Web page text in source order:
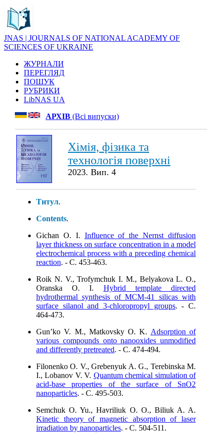
JNAS | JOURNALS OF NATIONAL ACADEMY OF
SCIENCES OF UKRAINE
ЖУРНАЛИ
ПЕРЕГЛЯД
ПОШУК
РУБРИКИ
LibNAS UA
АРХІВ (Всі випуски)
Хімія, фізика та
технологія поверхні
2023. Вип. 4
Титул.
Contents.
Gichan О. І. Influence of the Nernst diffusion
layer thickness on surface concentration in a model
electrochemical process with a preceding chemical
reaction. - C. 453-463.
Roik N. V., Trofymchuk I. M., Belyakova L. O.,
Oranska O. I. Hybrid template directed
hydrothermal synthesis of MCM-41 silicas with
surface silanol and 3-chloropropyl groups. - C.
464-473.
Gun’ko V. M., Matkovsky O. K. Adsorption of
various compounds onto nanooxides unmodified
and differently pretreated. - C. 474-494.
Filonenko O. V., Grebenyuk A. G., Terebinska M.
I., Lobanov V. V. Quantum chemical simulation of
acid-base properties of the surface of SnO2
nanoparticles. - C. 495-503.
Semchuk O. Yu., Havriliuk O. O., Biliuk A. A.
Kinetic theory of magnetic absorption of laser
irradiation by nanoparticles. - C. 504-511.